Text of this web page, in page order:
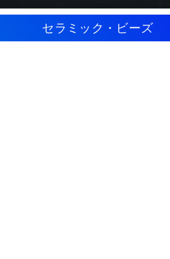
セラミック・ビーズ